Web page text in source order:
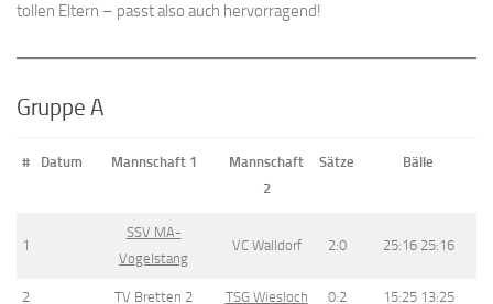
tollen Eltern – passt also auch hervorragend!
Gruppe A
# Datum Mannschaft 1
Mannschaft
2
Sätze Bälle
1
SSV MA-
Vogelstang
VC Walldorf 2:0 25:16 25:16
2 TV Bretten 2 TSG Wiesloch 0:2 15:25 13:25